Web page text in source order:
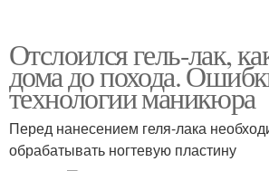
Отслоился гель-лак,
дома до похода.
технологии маникюра
Перед нанесением геля-лака
обрабатывать ногтевую пластину